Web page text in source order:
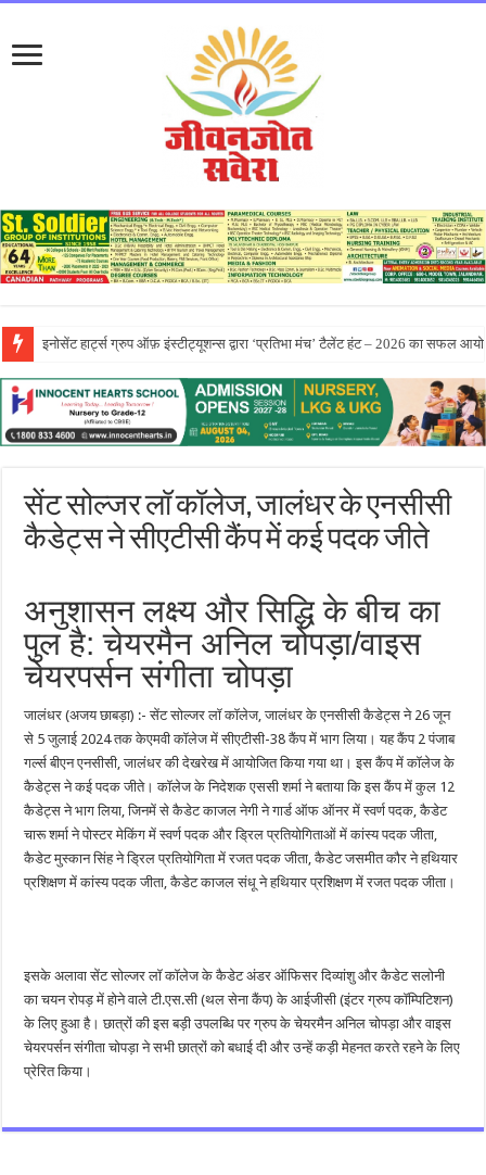
सीटी ग्रुप ने पांच दिवसीय आरंभ 2026 कार्येक्रम का भव्य समापन किया
सेंट सोल्जर लॉ कॉलेज, जालंधर के एनसीसी
कैडेट्स ने सीएटीसी कैंप में कई पदक जीते
अनुशासन लक्ष्य और सिद्धि के बीच का
पुल है: चेयरमैन अनिल चोपड़ा/वाइस
चेयरपर्सन संगीता चोपड़ा
जालंधर (अजय छाबड़ा) :- सेंट सोल्जर लॉ कॉलेज, जालंधर के एनसीसी कैडेट्स ने 26 जून
से 5 जुलाई 2024 तक केएमवी कॉलेज में सीएटीसी-38 कैंप में भाग लिया। यह कैंप 2 पंजाब
गर्ल्स बीएन एनसीसी, जालंधर की देखरेख में आयोजित किया गया था। इस कैंप में कॉलेज के
कैडेट्स ने कई पदक जीते। कॉलेज के निदेशक एससी शर्मा ने बताया कि इस कैंप में कुल 12
कैडेट्स ने भाग लिया, जिनमें से कैडेट काजल नेगी ने गार्ड ऑफ ऑनर में स्वर्ण पदक, कैडेट
चारू शर्मा ने पोस्टर मेकिंग में स्वर्ण पदक और ड्रिल प्रतियोगिताओं में कांस्य पदक जीता,
कैडेट मुस्कान सिंह ने ड्रिल प्रतियोगिता में रजत पदक जीता, कैडेट जसमीत कौर ने हथियार
प्रशिक्षण में कांस्य पदक जीता, कैडेट काजल संधू ने हथियार प्रशिक्षण में रजत पदक जीता।
इसके अलावा सेंट सोल्जर लॉ कॉलेज के कैडेट अंडर ऑफिसर दिव्यांशु और कैडेट सलोनी
का चयन रोपड़ में होने वाले टी.एस.सी (थल सेना कैंप) के आईजीसी (इंटर ग्रुप कॉम्पिटिशन)
के लिए हुआ है। छात्रों की इस बड़ी उपलब्धि पर ग्रुप के चेयरमैन अनिल चोपड़ा और वाइस
चेयरपर्सन संगीता चोपड़ा ने सभी छात्रों को बधाई दी और उन्हें कड़ी मेहनत करते रहने के लिए
प्रेरित किया।